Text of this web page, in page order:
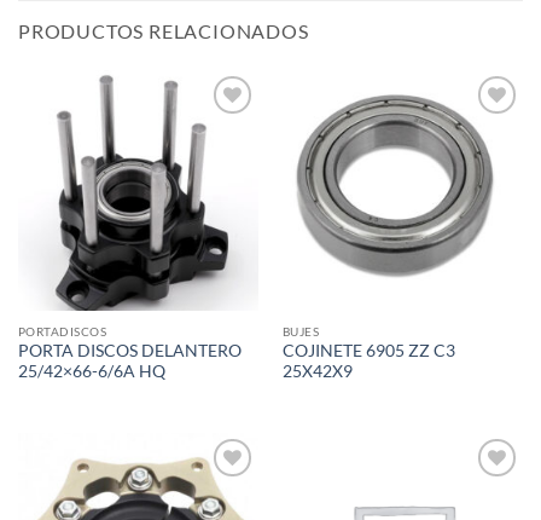
PRODUCTOS RELACIONADOS
Add to
wishlist
PORTADISCOS
PORTA DISCOS DELANTERO
25/42×66-6/6A HQ
Add to
wishlist
BUJES
COJINETE 6905 ZZ C3
25X42X9
Add to
wishlist